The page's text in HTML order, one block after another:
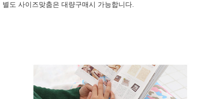
별도 사이즈맞춤은 대량구매시 가능합니다.